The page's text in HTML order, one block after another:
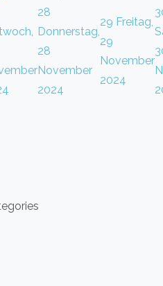
28
Donnerstag,
28
November
2024
29 Freitag,
29
November
2024